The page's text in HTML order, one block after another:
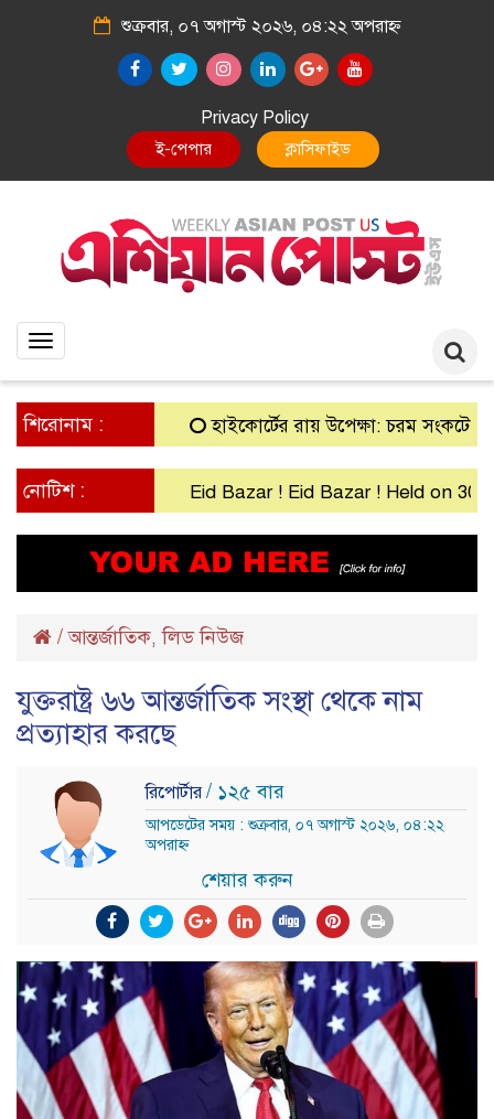
শুক্রবার, ০৭ অগাস্ট ২০২৬, ০৪:২২ অপরাহ্ন
Privacy Policy
E-Paper Classified
Toggle
শিরোনাম : হাইকোর্টের রায় উপেক্ষা: চরম সংকটে গ্রামীণ
নোটিশ : Eid Bazar ! Eid Bazar ! Held on 30th
/আন্তর্জাতিক,লিড নিউজ
যুক্তরাষ্ট্র ৬৬ আন্তর্জাতিক সংস্থা থেকে নাম
প্রত্যাহার করছে
রিপোর্টার/ ১২৫ বার
আপডেটের সময় : শুক্রবার, ০৭ অগাস্ট ২০২৬, ০৪:২২
অপরাহ্ন
শেয়ার করুন